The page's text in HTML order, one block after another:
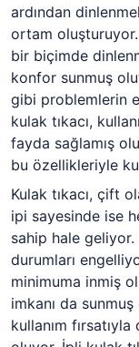
ardından
ortam oluşturuyor.
bir biçimde
konfor sunmuş
gibi problemlerin
kulak tıkacı,
fayda sağlamış
bu özellikleriyle
Kulak tıkacı, çift
ipi sayesinde ise
sahip hale
durumları
minimuma inmiş
imkanı da
kullanım fırsatıyla